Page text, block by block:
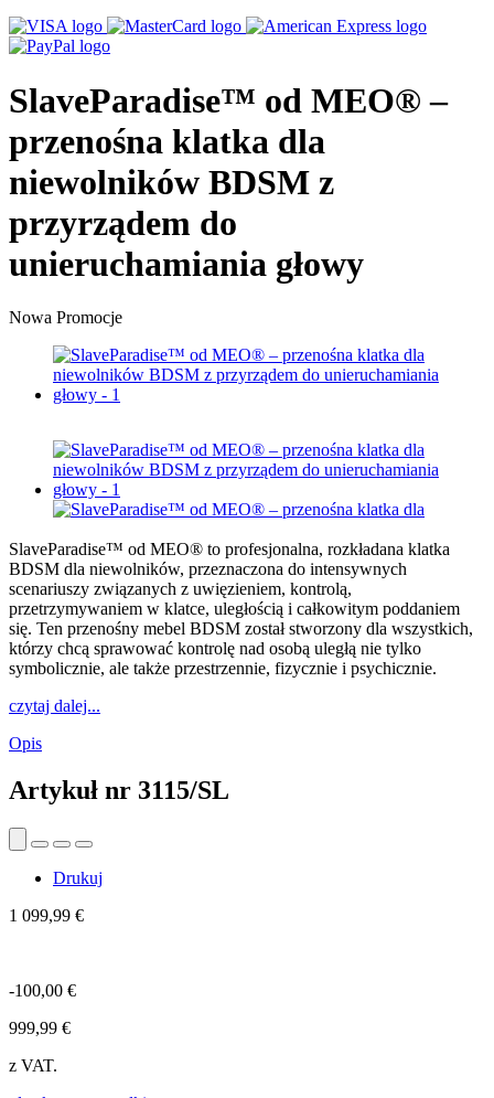
SlaveParadise™ od MEO® –
przenośna klatka dla
niewolników BDSM z
przyrządem do
unieruchamiania głowy
Nowa Promocje
SlaveParadise™ od MEO® to profesjonalna, rozkładana klatka
BDSM dla niewolników, przeznaczona do intensywnych
scenariuszy związanych z uwięzieniem, kontrolą,
przetrzymywaniem w klatce, uległością i całkowitym poddaniem
się. Ten przenośny mebel BDSM został stworzony dla wszystkich,
którzy chcą sprawować kontrolę nad osobą uległą nie tylko
symbolicznie, ale także przestrzennie, fizycznie i psychicznie.
czytaj dalej...
Opis
Artykuł nr 3115/SL
Drukuj
1 099,99 €
-100,00 €
999,99 €
z VAT.